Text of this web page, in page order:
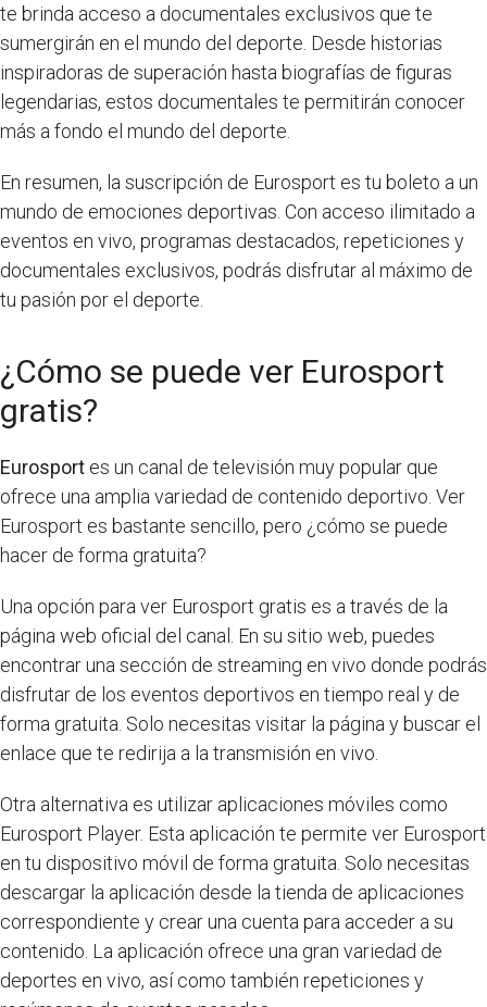
te brinda acceso a documentales exclusivos que te
sumergirán en el mundo del deporte. Desde historias
inspiradoras de superación hasta biografías de figuras
legendarias, estos documentales te permitirán conocer
más a fondo el mundo del deporte.
En resumen, la suscripción de Eurosport es tu boleto a un
mundo de emociones deportivas. Con acceso ilimitado a
eventos en vivo, programas destacados, repeticiones y
documentales exclusivos, podrás disfrutar al máximo de
tu pasión por el deporte.
¿Cómo se puede ver Eurosport
gratis?
Eurosport es un canal de televisión muy popular que
ofrece una amplia variedad de contenido deportivo. Ver
Eurosport es bastante sencillo, pero ¿cómo se puede
hacer de forma gratuita?
Una opción para ver Eurosport gratis es a través de la
página web oficial del canal. En su sitio web, puedes
encontrar una sección de streaming en vivo donde podrás
disfrutar de los eventos deportivos en tiempo real y de
forma gratuita. Solo necesitas visitar la página y buscar el
enlace que te redirija a la transmisión en vivo.
Otra alternativa es utilizar aplicaciones móviles como
Eurosport Player. Esta aplicación te permite ver Eurosport
en tu dispositivo móvil de forma gratuita. Solo necesitas
descargar la aplicación desde la tienda de aplicaciones
correspondiente y crear una cuenta para acceder a su
contenido. La aplicación ofrece una gran variedad de
deportes en vivo, así como también repeticiones y